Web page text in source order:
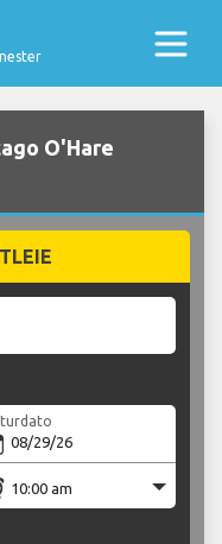
O'Hare